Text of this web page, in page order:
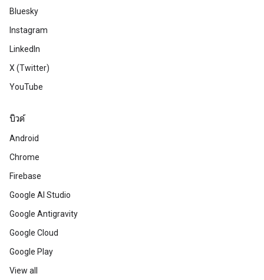
Bluesky
Instagram
LinkedIn
X (Twitter)
YouTube
บิวด์
Android
Chrome
Firebase
Google AI Studio
Google Antigravity
Google Cloud
Google Play
View all